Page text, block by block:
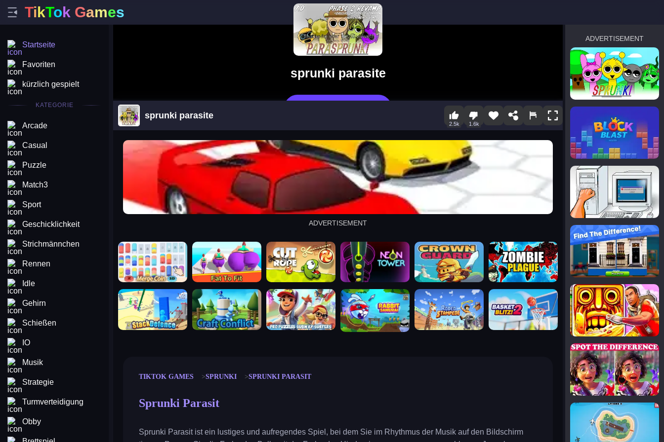
TikTok Games
Startseite
Favoriten
kürzlich gespielt
KATEGORIE
Arcade
Casual
Puzzle
Match3
Sport
Geschicklichkeit
Strichmännchen
Rennen
Idle
Gehirn
Schießen
IO
Musik
Strategie
Turmverteidigung
Obby
sprunki parasite
sprunki parasite
2.5k 1.6k
arena king
ADVERTISEMENT
merge coin fat to fit cut the rope neon tower crown guard zombie plague
stack defence craft conflict subway surfers rabbit samurai rodeo stampede basket blitz
TIKTOK GAMES SPRUNKI SPRUNKI PARASIT
Sprunki Parasit
Sprunki Parasit ist ein lustiges und aufregendes Spiel, bei dem Sie im Rhythmus der Musik auf den Bildschirm
ADVERTISEMENT
sprunki
Blocky Blast!
smash it
notice the difference
temple run 2
spot the differences
silly sky